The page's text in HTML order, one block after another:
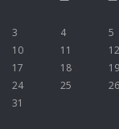
3
4 5
10
11 12
17
18 19
24
25 26
31